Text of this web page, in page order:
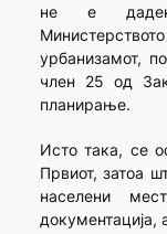
не е
урбанизамот,
член 25 од
планирање.
Исто така, се
Првиот, затоа
населени
документација,